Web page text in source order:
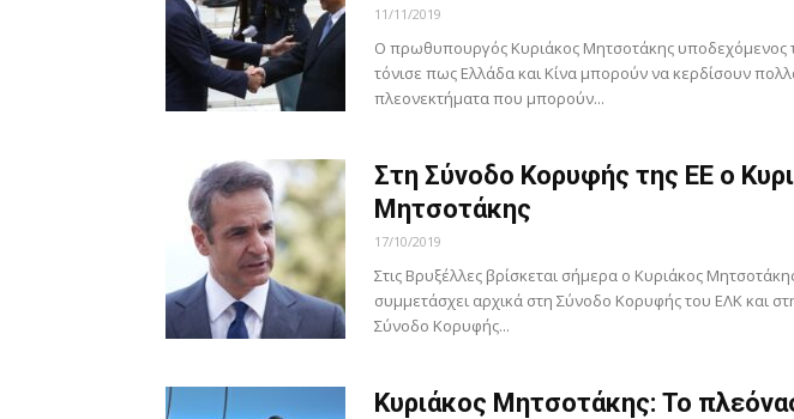
11/11/2019
Ο πρωθυπουργός Κυριάκος Μητσοτάκης υποδεχόμενος
τόνισε πως Ελλάδα και Κίνα μπορούν να κερδίσουν
πλεονεκτήματα που μπορούν...
Στη Σύνοδο Κορυφής της ΕΕ ο
Μητσοτάκης
17/10/2019
Στις Βρυξέλλες βρίσκεται σήμερα ο Κυριάκος
συμμετάσχει αρχικά στη Σύνοδο Κορυφής του ΕΛΚ και
Σύνοδο Κορυφής...
Κυριάκος Μητσοτάκης: Το